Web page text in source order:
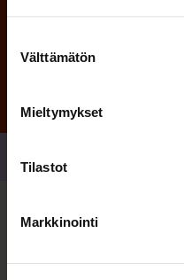
valinta
Välttämätön
Mieltymykset
Tilastot
Markkinointi
Sinua saattaa